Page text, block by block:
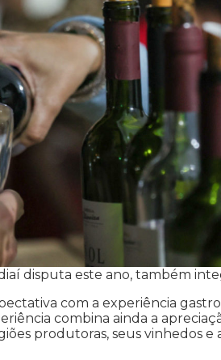
disputa este ano, também
com a experiência
combina ainda a
produtoras, seus vinhedos e